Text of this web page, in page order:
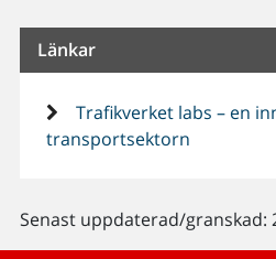
Länkar
Trafikverket labs – en
transportsektorn
Senast uppdaterad/granskad: